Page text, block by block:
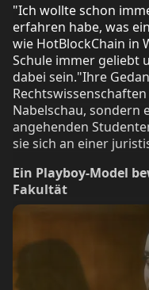
"Ich wollte schon
erfahren habe, was
wie HotBlockChain in
Schule immer geliebt
dabei sein."Ihre
Nabelschau, sondern
angehenden
sie sich an einer
Ein Playboy-Model
Fakultät